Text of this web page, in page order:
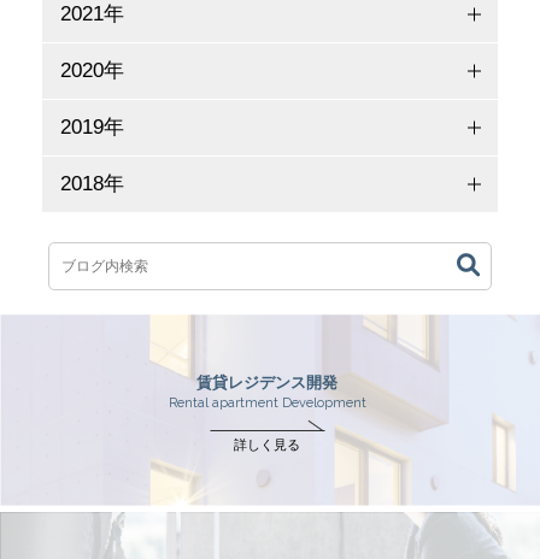
2021年
2020年
2019年
2018年
賃貸レジデンス開発
Rental apartment Development
詳しく見る